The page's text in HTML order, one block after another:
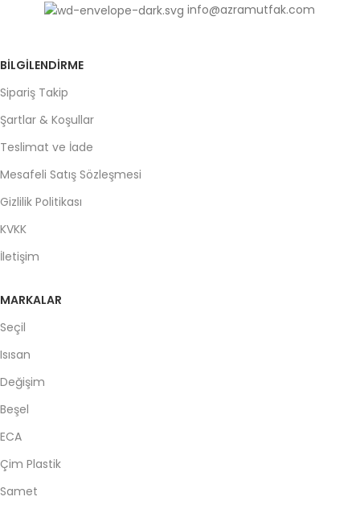
info@azramutfak.com
BILGILENDIRME
Sipariş Takip
Şartlar & Koşullar
Teslimat ve İade
Mesafeli Satış Sözleşmesi
Gizlilik Politikası
KVKK
İletişim
MARKALAR
Seçil
Isısan
Değişim
Beşel
ECA
Çim Plastik
Samet